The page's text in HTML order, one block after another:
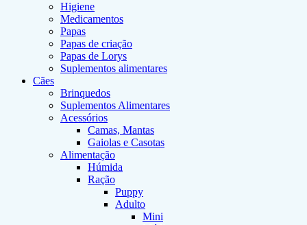
Higiene
Medicamentos
Papas
Papas de criação
Papas de Lorys
Suplementos alimentares
Cães
Brinquedos
Suplementos Alimentares
Acessórios
Camas, Mantas
Gaiolas e Casotas
Alimentação
Húmida
Ração
Puppy
Adulto
Mini